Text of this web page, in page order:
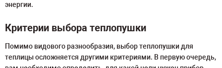
энергии.
Критерии выбора теплопушки
Помимо видового разнообразия, выбор теплопушки для
теплицы осложняется другими критериями. В первую очередь,